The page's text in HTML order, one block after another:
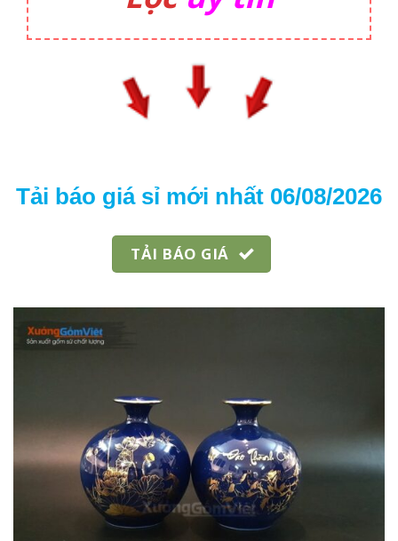
Tải báo giá sỉ mới nhất 06/08/2026
TẢI BÁO GIÁ